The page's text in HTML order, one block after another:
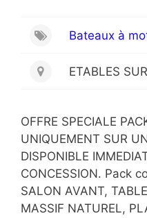
Bateaux à
ETABLES
OFFRE SPECIALE
UNIQUEMENT SUR
DISPONIBLE
CONCESSION. Pack
SALON AVANT,
MASSIF NATUREL,